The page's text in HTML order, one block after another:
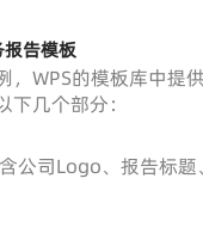
告模板
，WPS的模板库中提
几个部分：
公司Logo、报告标